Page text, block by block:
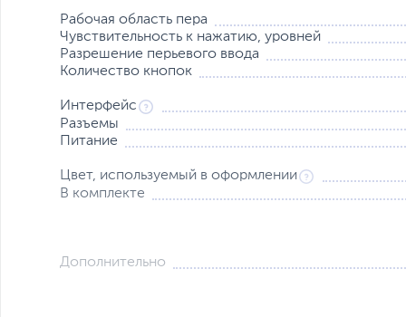
Интеллектуальный ЖК-экран для получения
Inspiroy Giano оснащен интеллектуальным ЖК-
устройства.
Беспроводная ручка PW517 с технологией PenTech
благодаря более низкому расположению пера, что
Она также поддерживает функцию наклона ±60° и
предоставляем вам войлочные наконечники в
Рабочая область пера
Чувствительность к нажатию, уровней
Разрешение перьевого ввода
Количество кнопок
Интерфейс
Разъемы
Питание
Цвет, используемый в оформлении
В комплекте
Дополнительно